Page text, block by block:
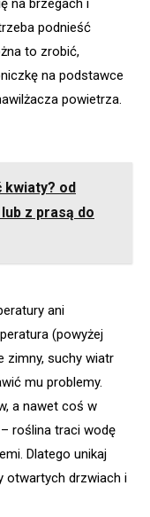
na brzegach i
podnieść
to zrobić,
na podstawce
powietrza.
kwiaty? od
z prasą do
ani
(powyżej
zimny, suchy wiatr
mu problemy.
a nawet coś w
roślina traci wodę
Dlatego unikaj
otwartych drzwiach i